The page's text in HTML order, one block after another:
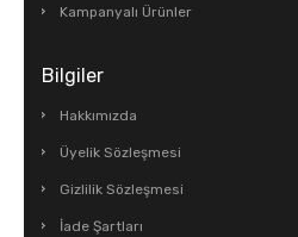
Kampanyalı Ürünler
Bilgiler
Hakkımızda
Üyelik Sözleşmesi
Gizlilik Sözleşmesi
İade Şartları